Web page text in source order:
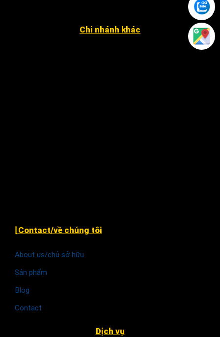
Chi nhánh khác
⌊Contact/về chúng tôi
About us/chủ sở hữu
Sản phẩm
Blog
Contact
Dịch vụ